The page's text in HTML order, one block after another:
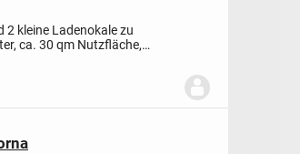
2 kleine Ladenokale zu
ca. 30 qm Nutzfläche,
2 M hat 1 großes...